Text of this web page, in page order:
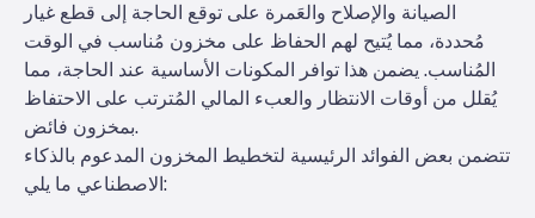
الصيانة والإصلاح والعَمرة على توقع الحاجة إلى قطع غيار
مُحددة، مما يُتيح لهم الحفاظ على مخزون مُناسب في الوقت
المُناسب. يضمن هذا توافر المكونات الأساسية عند الحاجة، مما
يُقلل من أوقات الانتظار والعبء المالي المُترتب على الاحتفاظ
بمخزون فائض.
تتضمن بعض الفوائد الرئيسية لتخطيط المخزون المدعوم بالذكاء
الاصطناعي ما يلي: